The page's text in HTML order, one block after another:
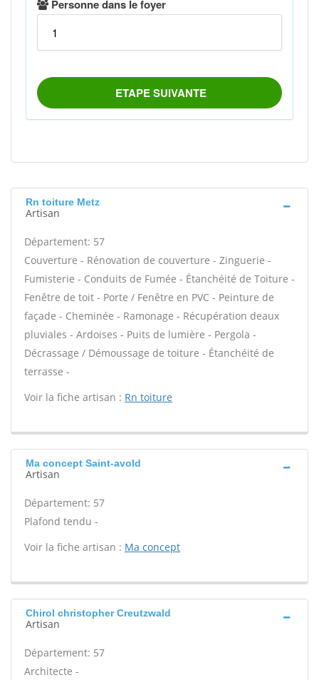
Rn toiture Metz
Artisan
Département: 57
Couverture - Rénovation de couverture - Zinguerie -
Fumisterie - Conduits de Fumée - Étanchéité de Toiture -
Fenêtre de toit - Porte / Fenêtre en PVC - Peinture de
façade - Cheminée - Ramonage - Récupération deaux
pluviales - Ardoises - Puits de lumière - Pergola -
Décrassage / Démoussage de toiture - Étanchéité de
terrasse -
Voir la fiche artisan : Rn toiture
Ma concept Saint-avold
Artisan
Département: 57
Plafond tendu -
Voir la fiche artisan : Ma concept
Chirol christopher Creutzwald
Artisan
Département: 57
Architecte -